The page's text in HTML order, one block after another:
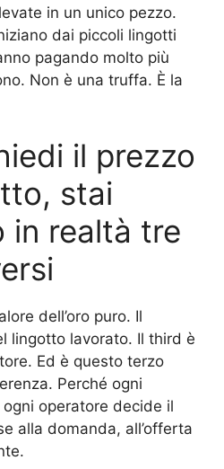
in un unico pezzo.
dai piccoli lingotti
pagando molto più
Non è una truffa. È la
il prezzo
stai
in realtà tre
dell’oro puro. Il
lingotto lavorato. Il third è
Ed è questo terzo
Perché ogni
operatore decide il
alla domanda, all’offerta